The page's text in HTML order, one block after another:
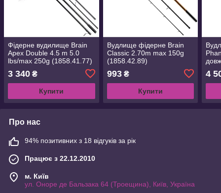
Фідерне вудилище Brain
Apex Double 4.5 m 5.0
lbs/max 250g (1858.41.77)
3 340 ₴
Купити
Вудлище фідерне Brain
Classic 2.70m max 150g
(1858.42.89)
993₴
Купити
4
Про нас
94% позитивних з 18 відгуків за рік
Працює з 22.12.2010
м. Київ
ул. Оноре де Бальзака 64 (Троещина), Київ, Україна